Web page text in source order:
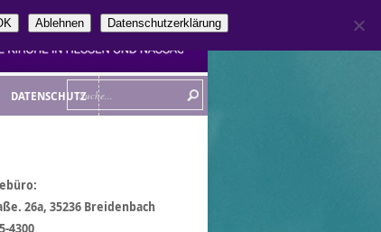
DATENSCHUTZ
26a, 35236 Breidenbach
4300
Ablehnen Datenschutzerklärung